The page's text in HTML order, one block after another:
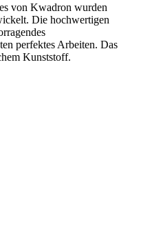
von Kwadron wurden
Die hochwertigen
perfektes Arbeiten. Das
Kunststoff.